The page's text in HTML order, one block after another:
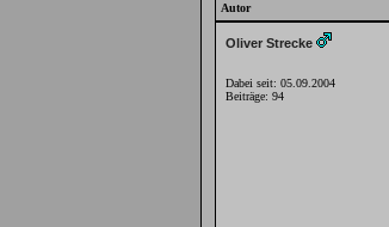
Autor
Oliver Strecke
Dabei seit: 05.09.2004
Beiträge: 94